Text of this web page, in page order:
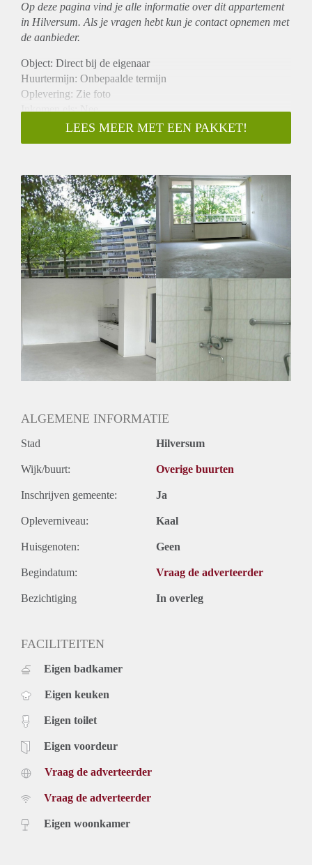
Op deze pagina vind je alle informatie over ditappartement
in Hilversum. Als je vragen hebt kun je contact opnemen met
de aanbieder.
Object: Direct bij de eigenaar
Huurtermijn: Onbepaalde termijn
Oplevering: Zie foto
Inkomen eis: Nee
Garantiestelling mogelijk: Nee
Borg: 1 Maand
Huisdieren toegestaan: Afhankelijk van de Eigenaar
Huurtoeslag grens: Ja
Geschikt voor studenten: Afhankelijk van de Eigenaar
LEES MEER MET EEN PAKKET!
ALGEMENE INFORMATIE
Stad Hilversum
Wijk/buurt: Overige buurten
Inschrijven gemeente: Ja
Opleverniveau: Kaal
Huisgenoten: Geen
Begindatum: Vraag de adverteerder
Bezichtiging In overleg
FACILITEITEN
Eigen badkamer
Eigen keuken
Eigen toilet
Eigen voordeur
Vraag de adverteerder
Vraag de adverteerder
Eigen woonkamer